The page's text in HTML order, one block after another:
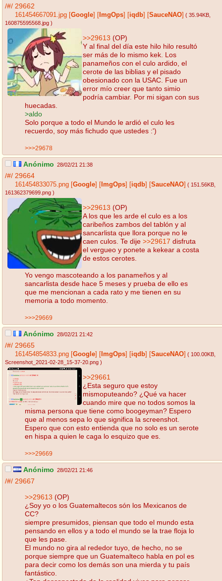
/#/ 29662
161454667091.jpg Google ImgOps iqdb SauceNAO ( 35.94KB
160875595568.jpg )
>>29613 (OP)
Y al final del día este hilo hilo resultó
ser más de lo mismo kek. Los
panameños con el culo ardido, el
cerote de las biblias y el pisado
obesionado con la USAC. Fue un
error mío creer que tanto simio
podría cambiar. Por mi sigan con sus
huecadas.
>aldo
Solo porque a todo el Mundo le ardió el culo les
recuerdo, soy más fichudo que ustedes :')
>>>29678
Anónimo 28/02/21 21:38
/#/ 29664
161454833075.png Google ImgOps iqdb SauceNAO ( 151.56KB
161362379699.png )
>>29613 (OP)
A los que les arde el culo es a los
caribeños zambos del tablón y al
sancarlista que llora porque no le
caen culos. Te dije >>29617 disfruta
el vergueo y ponete a kekear a costa
de estos cerotes.
Yo vengo mascoteando a los panameños y al
sancarlista desde hace 5 meses y prueba de ello es
que me mencionan a cada rato y me tienen en su
memoria a todo momento.
>>>29669
Anónimo 28/02/21 21:42
/#/ 29665
161454854833.png Google ImgOps iqdb SauceNAO ( 100.00KB
Screenshot_2021-02-28_15-37-20.png )
>>29661
¿Esta seguro que estoy
mismoputeando? ¿Qué va hacer
cuando mire que no todos somos la
misma persona que tiene como boogeyman? Espero
que al menos sepa lo que significa la screenshot.
Espero que con esto entienda que no solo es un serote
en hispa a quien le caga lo esquizo que es.
>>>29669
Anónimo 28/02/21 21:46
/#/ 29667
>>29613 (OP)
¿Soy yo o los Guatemaltecos són los Mexicanos de
CC?
siempre presumidos, piensan que todo el mundo esta
pensando en ellos y a todo el mundo se la trae floja lo
que les pase.
El mundo no gira al rededor tuyo, de hecho, no se
porque siempre que un Guatemalteco habla en pol es
para decir como los demás son una mierda y tu país
fantástico.